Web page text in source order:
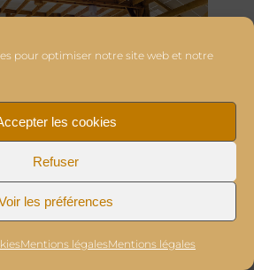
pour optimiser notre site web et notre
les cookies
Refuser
les préférences
Mentions légalesMentions légales